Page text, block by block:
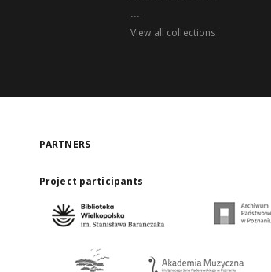
...
View all collections
PARTNERS
Project participants